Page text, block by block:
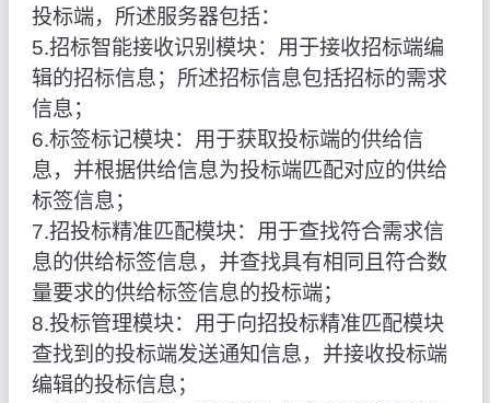
投标端，所述服务器包括：
5.招标智能接收识别模块：用于接收招标端编
辑的招标信息；所述招标信息包括招标的需求
信息；
6.标签标记模块：用于获取投标端的供给信
息，并根据供给信息为投标端匹配对应的供给
标签信息；
7.招投标精准匹配模块：用于查找符合需求信
息的供给标签信息，并查找具有相同且符合数
量要求的供给标签信息的投标端；
8.投标管理模块：用于向招投标精准匹配模块
查找到的投标端发送通知信息，并接收投标端
编辑的投标信息；